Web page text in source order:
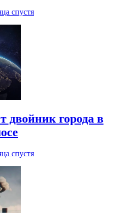
спустя
двойник города в
спустя